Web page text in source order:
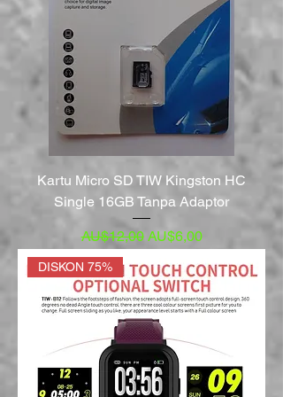
Kartu Micro SD TIW Kingston HC
Single 16GB Tanpa Adaptor
Harga Reguler
AU$12,00 Harga Promosi
AU$6,00
DISKON 75%